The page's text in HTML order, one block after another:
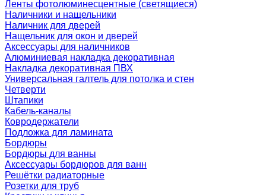
Ленты фотолюминесцентные (светящиеся)
Наличники и нащельники
Наличник для дверей
Нащельник для окон и дверей
Аксессуары для наличников
Алюминиевая накладка декоративная
Накладка декоративная ПВХ
Универсальная галтель для потолка и стен
Четверти
Штапики
Кабель-каналы
Ковродержатели
Подложка для ламината
Бордюры
Бордюры для ванны
Аксессуары бордюров для ванн
Решётки радиаторные
Розетки для труб